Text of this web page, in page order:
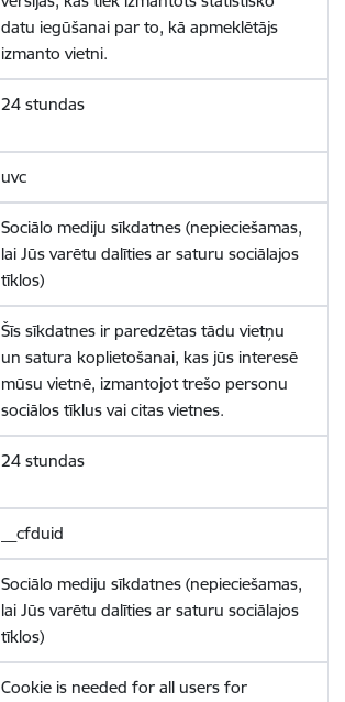
datu iegūšanai par to, kā apmeklētājs
izmanto vietni.
24 stundas
uvc
Sociālo mediju sīkdatnes (nepieciešamas,
lai Jūs varētu dalīties ar saturu sociālajos
tīklos)
Šīs sīkdatnes ir paredzētas tādu vietņu
un satura koplietošanai, kas jūs interesē
mūsu vietnē, izmantojot trešo personu
sociālos tīklus vai citas vietnes.
24 stundas
__cfduid
Sociālo mediju sīkdatnes (nepieciešamas,
lai Jūs varētu dalīties ar saturu sociālajos
tīklos)
Cookie is needed for all users for